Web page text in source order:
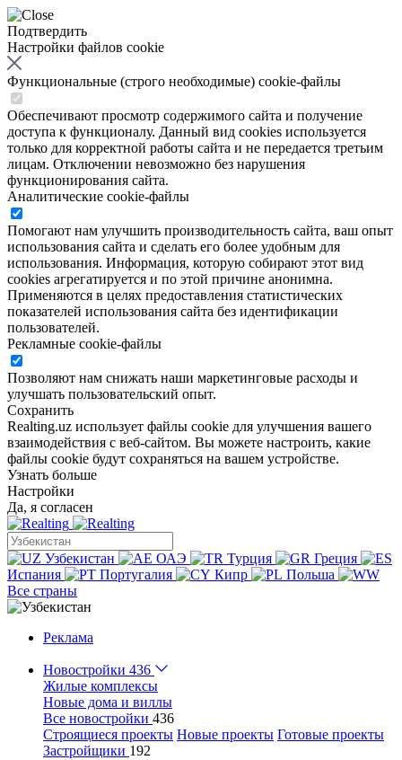
Подтвердить
Настройки файлов cookie
Функциональные (строго необходимые) cookie-файлы
Обеспечивают просмотр содержимого сайта и получение
доступа к функционалу. Данный вид cookies используется
только для корректной работы сайта и не передается третьим
лицам. Отключении невозможно без нарушения
функционирования сайта.
Аналитические cookie-файлы
Помогают нам улучшить производительность сайта, ваш опыт
использования сайта и сделать его более удобным для
использования. Информация, которую собирают этот вид
cookies агрегатируется и по этой причине анонимна.
Применяются в целях предоставления статистических
показателей использования сайта без идентификации
пользователей.
Рекламные cookie-файлы
Позволяют нам снижать наши маркетинговые расходы и
улучшать пользовательский опыт.
Сохранить
Realting.uz использует файлы cookie для улучшения вашего
взаимодействия с веб-сайтом. Вы можете настроить, какие
файлы cookie будут сохраняться на вашем устройстве.
Узнать больше
Настройки
Да, я согласен
Узбекистан ОАЭ Турция
Греция
Испания
Португалия Кипр
Польша
Все страны
Реклама
Новостройки 436
Жилые комплексы
Новые дома и виллы
Все новостройки 436
Строящиеся проекты Новые проекты Готовые проекты
Застройщики 192